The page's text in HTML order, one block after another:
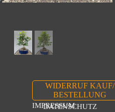
WIDERRUF KAUF/
BESTELLUNG
IMPRESSUM
DATENSCHUTZ